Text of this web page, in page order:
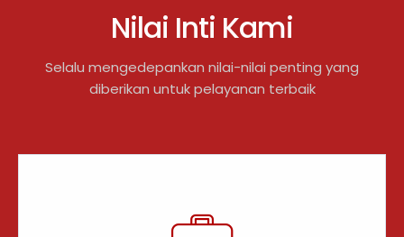
Nilai Inti Kami
Selalu mengedepankan nilai-nilai penting yang
diberikan untuk pelayanan terbaik